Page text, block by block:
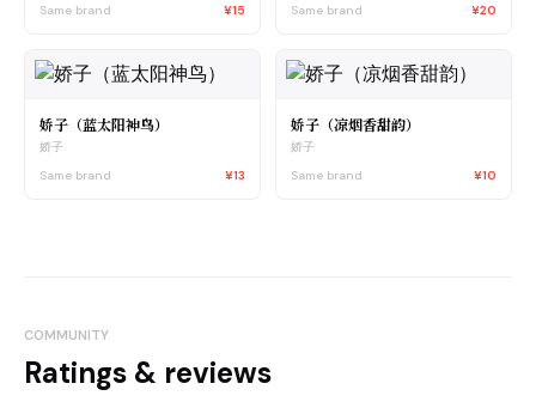
Same brand
¥15
Same brand
¥20
娇子（蓝太阳神鸟）
娇子
Same brand
¥13
娇子（凉烟香甜韵）
娇子
Same brand
¥10
COMMUNITY
Ratings & reviews